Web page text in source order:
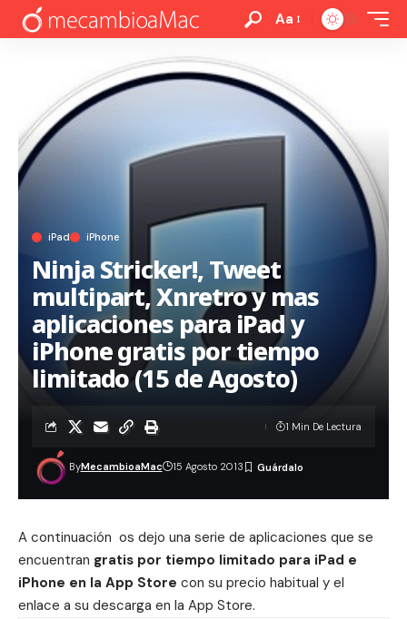
Aa
iPad iPhone
Ninja Stricker!, Tweet
multipart, Xnretro y mas
aplicaciones para iPad y
iPhone gratis por tiempo
limitado (15 de Agosto)
ByMecambioaMac 15 Agosto 2013
1 Min De Lectura
A continuación os dejo una serie de aplicaciones que se
encuentran gratis por tiempo limitado para iPad e
iPhone en la App Store con su precio habitual y el
enlace a su descarga en la App Store.